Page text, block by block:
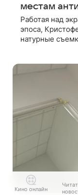
местам
Работая над
эпоса,
натурные
Кино онлайн